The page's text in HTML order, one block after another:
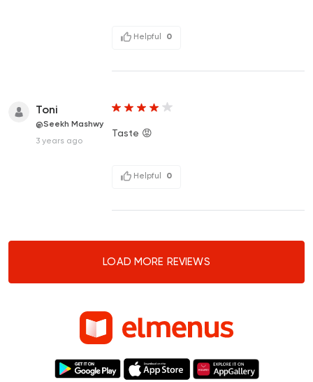
Helpful 0
Toni
@Seekh Mashwy
3 years ago
Taste 😡
Helpful 0
LOAD MORE REVIEWS